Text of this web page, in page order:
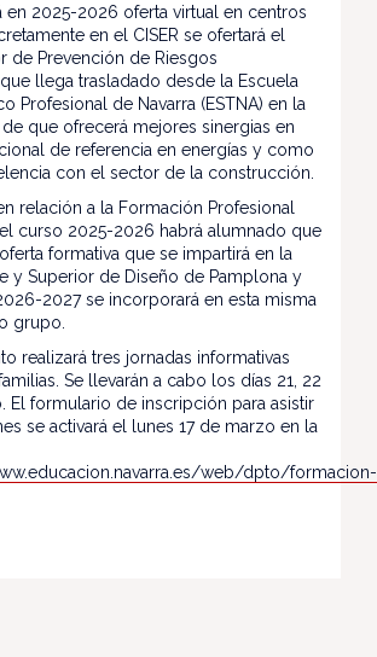
en 2025-2026 oferta virtual en centros
en el CISER se ofertará el
de Prevención de Riesgos
llega trasladado desde la Escuela
Profesional de Navarra (ESTNA) en la
que ofrecerá mejores sinergias en
de referencia en energías y como
con el sector de la construcción.
relación a la Formación Profesional
curso 2025-2026 habrá alumnado que
formativa que se impartirá en la
y Superior de Diseño de Pamplona y
2027 se incorporará en esta misma
grupo.
realizará tres jornadas informativas
Se llevarán a cabo los días 21, 22
El formulario de inscripción para asistir
se activará el lunes 17 de marzo en la
web/dpto/formacion-